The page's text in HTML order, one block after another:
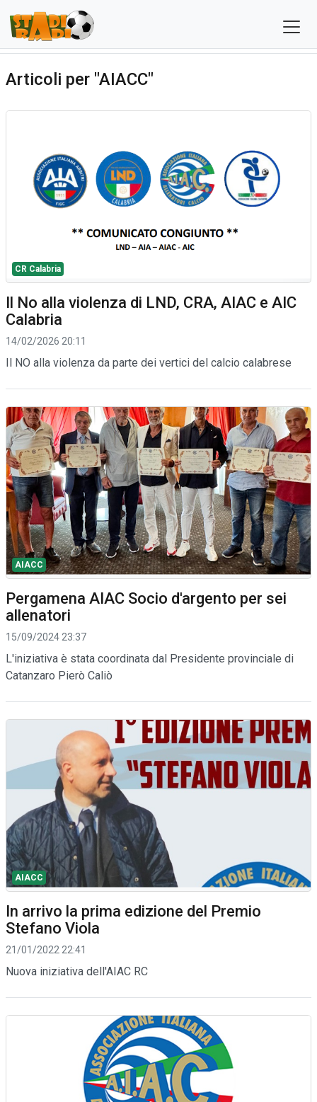
Articoli per "AIACC"
CR Calabria
Il No alla violenza di LND, CRA, AIAC e AIC
Calabria
14/02/2026 20:11
Il NO alla violenza da parte dei vertici del calcio calabrese
AIACC
Pergamena AIAC Socio d'argento per sei
allenatori
15/09/2024 23:37
L'iniziativa è stata coordinata dal Presidente provinciale di
Catanzaro Pierò Caliò
AIACC
In arrivo la prima edizione del Premio
Stefano Viola
21/01/2022 22:41
Nuova iniziativa dell'AIAC RC